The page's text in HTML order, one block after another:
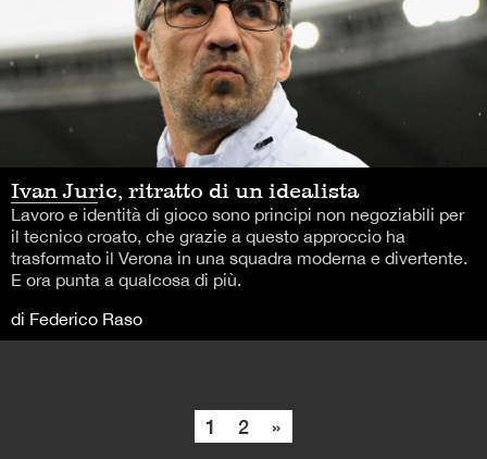
Ivan Juric, ritratto di un idealista
Lavoro e identità di gioco sono principi non negoziabili per
il tecnico croato, che grazie a questo approccio ha
trasformato il Verona in una squadra moderna e divertente.
E ora punta a qualcosa di più.
di Federico Raso
1 2 »